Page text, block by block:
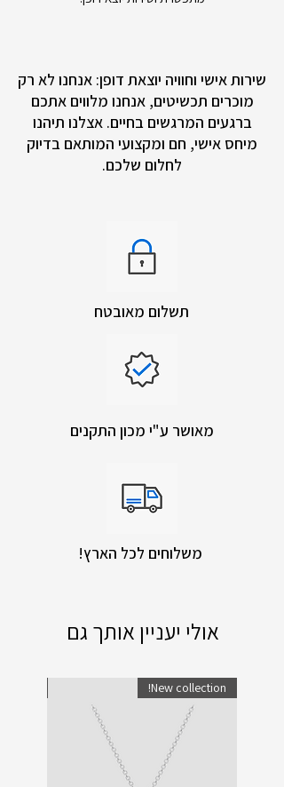
שירות אישי וחוויה יוצאת דופן: אנחנו לא רק
מוכרים תכשיטים, אנחנו מלווים אתכם
ברגעים המרגשים בחיים. אצלנו תיהנו
מיחס אישי, חם ומקצועי המותאם בדיוק
לחלום שלכם.
תשלום מאובטח
מאושר ע"י מכון התקנים
אולי יעניין אותך גם
New collection!